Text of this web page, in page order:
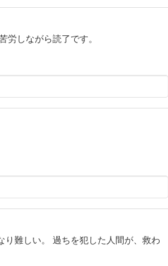
労しながら読了です。
難しい。 過ちを犯した人間が、救わ